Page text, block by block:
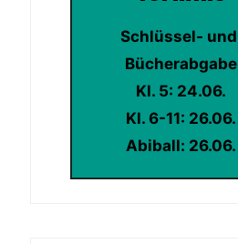
Schlüssel- und
Bücherabgabe
Kl. 5: 24.06.
Kl. 6-11: 26.06.
Abiball: 26.06.